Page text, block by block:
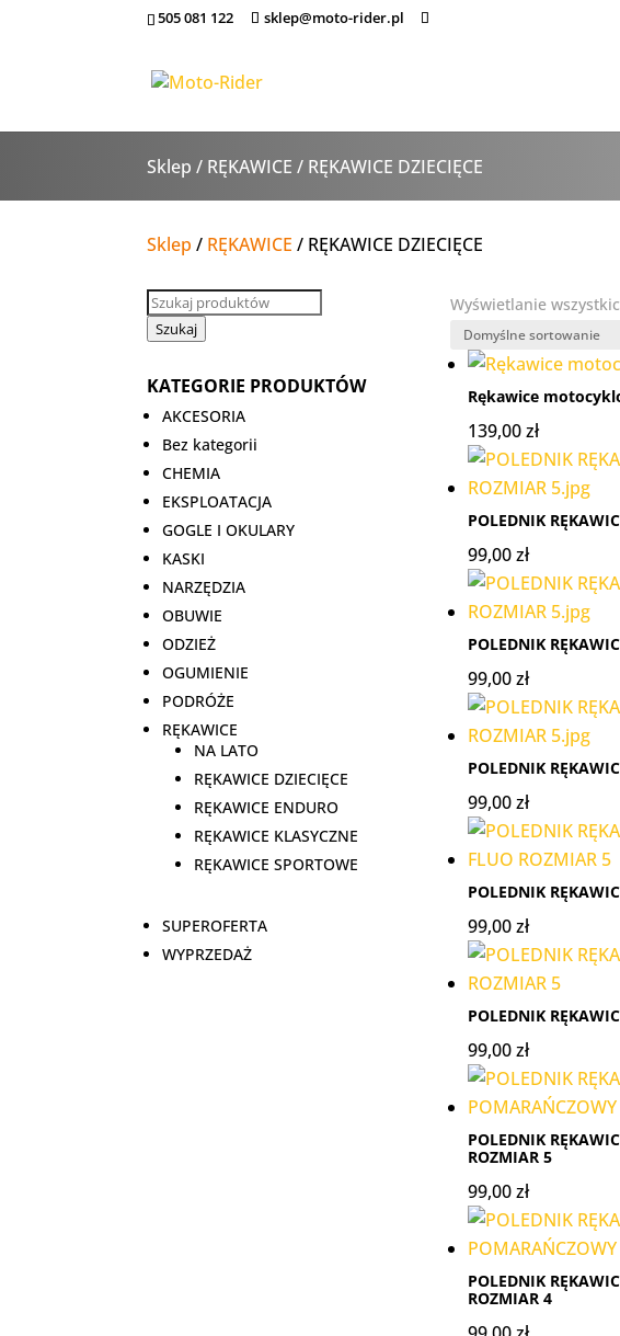
505 081 122 sklep@moto-rider.pl
Sklep / RĘKAWICE / RĘKAWICE DZIECIĘCE
Sklep / RĘKAWICE / RĘKAWICE DZIECIĘCE
Wyszukiwarka
produktów
Szukaj
KATEGORIE PRODUKTÓW
AKCESORIA
Bez kategorii
CHEMIA
EKSPLOATACJA
GOGLE I OKULARY
KASKI
NARZĘDZIA
OBUWIE
ODZIEŻ
OGUMIENIE
PODRÓŻE
RĘKAWICE
NA LATO
RĘKAWICE DZIECIĘCE
RĘKAWICE ENDURO
RĘKAWICE KLASYCZNE
RĘKAWICE SPORTOWE
SUPEROFERTA
WYPRZEDAŻ
Wyświetlanie
Rękawice
139,00zł
POLEDNIK
99,00zł
POLEDNIK
99,00zł
POLEDNIK
99,00zł
POLEDNIK
99,00zł
POLEDNIK
99,00zł
POLEDNIK
ROZMIAR 5
99,00zł
POLEDNIK
ROZMIAR 4